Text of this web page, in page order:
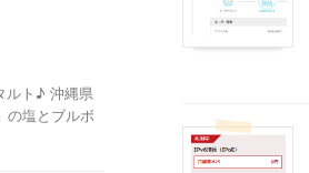
ルト♪ 沖縄県
の塩とブルボ